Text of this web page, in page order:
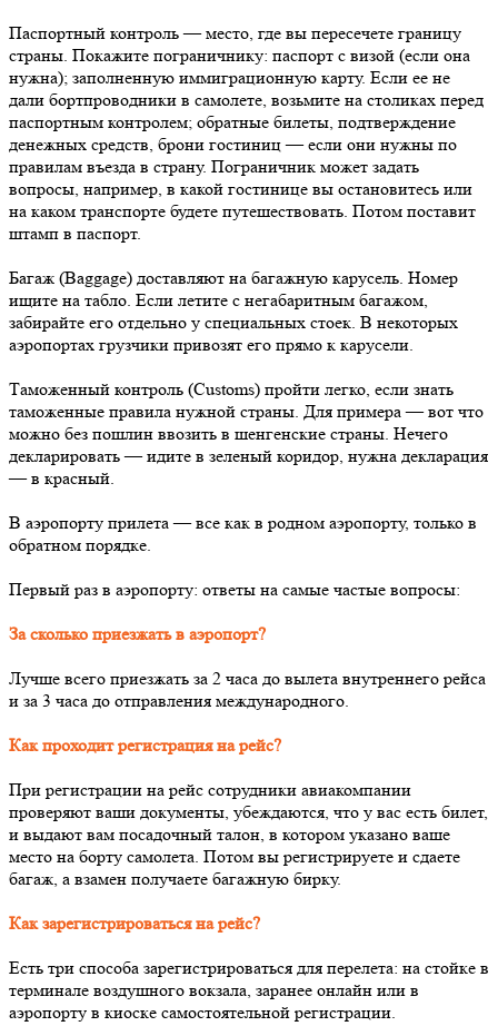
Паспортный контроль — место, где вы пересечете границу
страны. Покажите пограничнику: паспорт с визой (если она
нужна); заполненную иммиграционную карту. Если ее не
дали бортпроводники в самолете, возьмите на столиках перед
паспортным контролем; обратные билеты, подтверждение
денежных средств, брони гостиниц — если они нужны по
правилам въезда в страну. Пограничник может задать
вопросы, например, в какой гостинице вы остановитесь или
на каком транспорте будете путешествовать. Потом поставит
штамп в паспорт.
Багаж (Baggage) доставляют на багажную карусель. Номер
ищите на табло. Если летите с негабаритным багажом,
забирайте его отдельно у специальных стоек. В некоторых
аэропортах грузчики привозят его прямо к карусели.
Таможенный контроль (Customs) пройти легко, если знать
таможенные правила нужной страны. Для примера — вот что
можно без пошлин ввозить в шенгенские страны. Нечего
декларировать — идите в зеленый коридор, нужна декларация
— в красный.
В аэропорту прилета — все как в родном аэропорту, только в
обратном порядке.
Первый раз в аэропорту: ответы на самые частые вопросы:
За сколько приезжать в аэропорт?
Лучше всего приезжать за 2 часа до вылета внутреннего рейса
и за 3 часа до отправления международного.
Как проходит регистрация на рейс?
При регистрации на рейс сотрудники авиакомпании
проверяют ваши документы, убеждаются, что у вас есть билет,
и выдают вам посадочный талон, в котором указано ваше
место на борту самолета. Потом вы регистрируете и сдаете
багаж, а взамен получаете багажную бирку.
Как зарегистрироваться на рейс?
Есть три способа зарегистрироваться для перелета: на стойке в
терминале воздушного вокзала, заранее онлайн или в
аэропорту в киоске самостоятельной регистрации.